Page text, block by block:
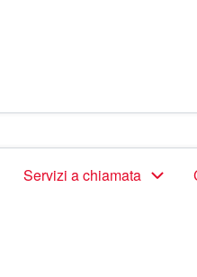
Servizi a chiamata